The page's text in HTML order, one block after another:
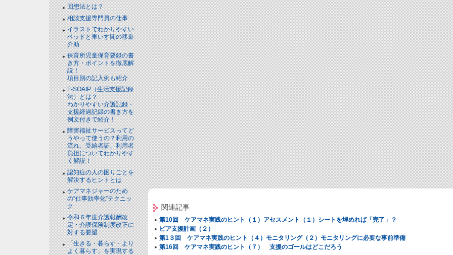
回想法とは？
相談支援専門員の仕事
イラストでわかりやすい
ベッドと⾞いす間の移乗
介助
保育所児童保育要録の書
き方・ポイントを徹底解
説！
項目別の記入例も紹介
F-SOAIP（生活支援記録
法）とは？
わかりやすい介護記録・
支援経過記録の書き方を
例文付きで紹介！
障害福祉サービスってど
うやって使うの？利用の
流れ、受給者証、利用者
負担についてわかりやす
く解説！
認知症の人の困りごとを
解決するヒントとは
ケアマネジャーのため
の“仕事効率化”テクニッ
ク
令和６年度介護報酬改
定・介護保険制度改正に
対する要望
「生きる・暮らす・より
よく暮らす」を実現する
関連記事
第10回 ケアマネ実践のヒント（１）アセスメント（１）シートを埋めれば「完了」？
ピア支援計画（２）
第1３回 ケアマネ実践のヒント（４）モニタリング（２）モニタリングに必要な事前準備
第16回 ケアマネ実践のヒント（７） 支援のゴールはどこだろう